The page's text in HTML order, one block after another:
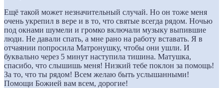
Ещё такой может незначительный случай. Но он тоже меня
очень укрепил в вере и в то, что святые всегда рядом. Ночью
под окнами шумели и громко включали музыку выпившие
люди. Не давали спать, а мне рано на работу вставать. Я в
отчаянии попросила Матронушку, чтобы они ушли. И
буквально через 5 минут наступила тишина. Матушка,
спасибо, что слышишь меня! Низкий тебе поклон за помощь!
За то, что ты рядом! Всем желаю быть услышанными!
Помощи Божией вам всем, дорогие!